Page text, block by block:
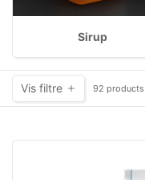
Sirup
Vis filtre 92 products